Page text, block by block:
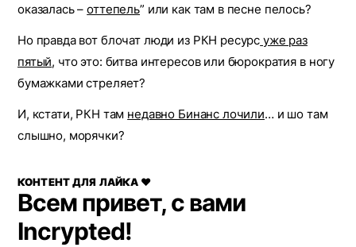
оказалась –оттепель” или как там в песне пелось?
Но правда вот блочат люди из РКН ресурс уже раз
пятый, что это: битва интересов или бюрократия в ногу
бумажками стреляет?
И, кстати, РКН там недавно Бинанс лочили… и шо там
слышно, морячки?
КОНТЕНТ ДЛЯ ЛАЙКА ❤️
Всем привет, с вами
Incrypted!